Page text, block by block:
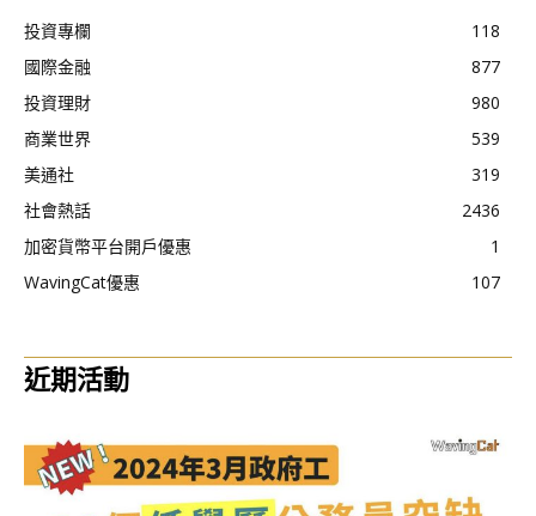
投資專欄
118
國際金融
877
投資理財
980
商業世界
539
美通社
319
社會熱話
2436
加密貨幣平台開戶優惠
1
WavingCat優惠
107
近期活動